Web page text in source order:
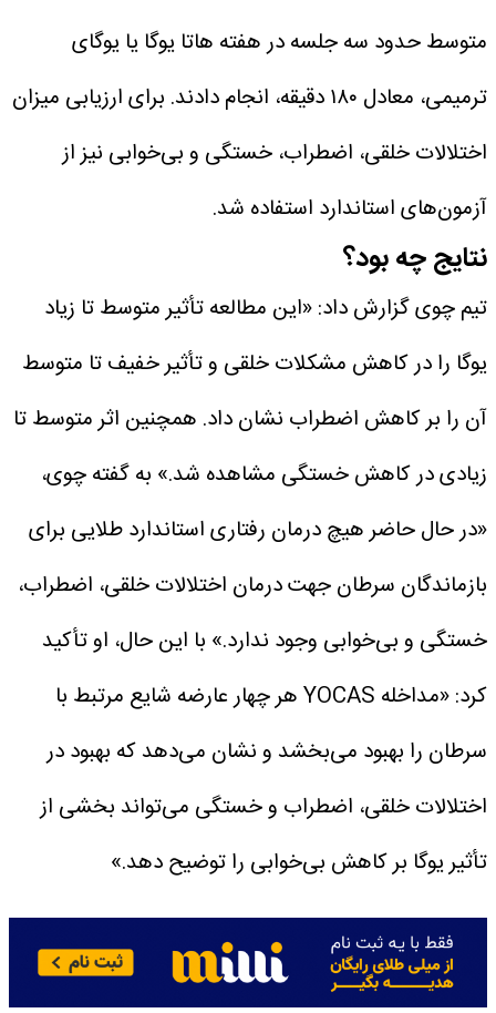
متوسط حدود سه جلسه در هفته هاتا یوگا یا یوگای
ترمیمی، معادل ۱۸۰ دقیقه، انجام دادند.
برای ارزیابی میزان
اختلالات خلقی، اضطراب، خستگی و بی‌خوابی نیز از
آزمون‌های استاندارد استفاده شد.
نتایج چه بود؟
تیم چوی گزارش داد: «این مطالعه تأثیر متوسط تا زیاد
یوگا را در کاهش مشکلات خلقی و تأثیر خفیف تا متوسط
آن را بر کاهش اضطراب نشان داد. همچنین اثر متوسط تا
زیادی در کاهش خستگی مشاهده شد.» به گفته چوی،
«در حال حاضر هیچ درمان رفتاری استاندارد طلایی برای
بازماندگان سرطان جهت درمان اختلالات خلقی، اضطراب،
خستگی و بی‌خوابی وجود ندارد.» با این حال، او تأکید
کرد: «مداخله YOCAS هر چهار عارضه شایع مرتبط با
سرطان را بهبود می‌بخشد و نشان می‌دهد که بهبود در
اختلالات خلقی، اضطراب و خستگی می‌تواند بخشی از
تأثیر یوگا بر کاهش بی‌خوابی را توضیح دهد.»